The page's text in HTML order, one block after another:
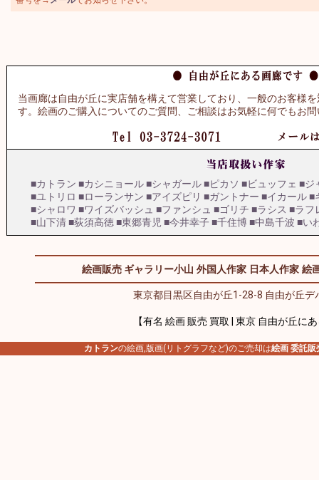
当画廊は自由が丘に実店舗を構えて営業しており、一般のお客様
す。絵画のご購入についてのご質問、ご相談はお気軽に何でもお
■カトラン ■カシニョール■シャガール■ピカソ ■ビュッフェ ■ジ
■ユトリロ ■ローランサン ■アイズピリ ■ガントナー ■イカール■
■シャロワ ■ワイズバッシュ ■ファンシュ ■ゴリチ ■ラシス ■ラフ
■山下清■荻須高徳■東郷青児 ■今井幸子■千住博■中島千波 ■い
絵画販売 ギャラリー小山 外国人作家 日本人作家 絵
東京都目黒区自由が丘1-28-8 自由が丘デ
【有名 絵画 販売 買取 | 東京 自由が丘に
カトランの絵画,版画(リトグラフなど)のご売却は絵画 委託販